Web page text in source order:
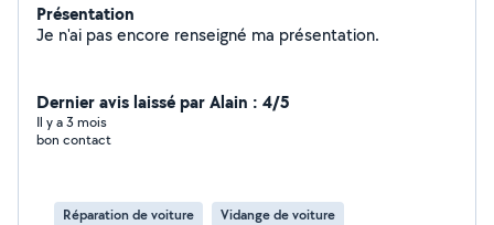
Présentation
Je n'ai pas encore renseigné ma présentation.
Dernier avis laissé par Alain : 4/5
Il y a 3 mois
bon contact
Réparation de voiture Vidange de voiture